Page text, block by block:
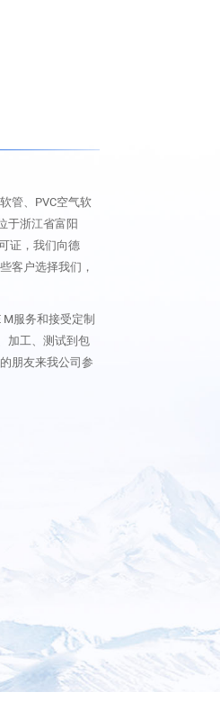
管、PVC空气软
于浙江省富阳
证，我们向德
客户选择我们，
服务和接受定制
加工、测试到包
朋友来我公司参